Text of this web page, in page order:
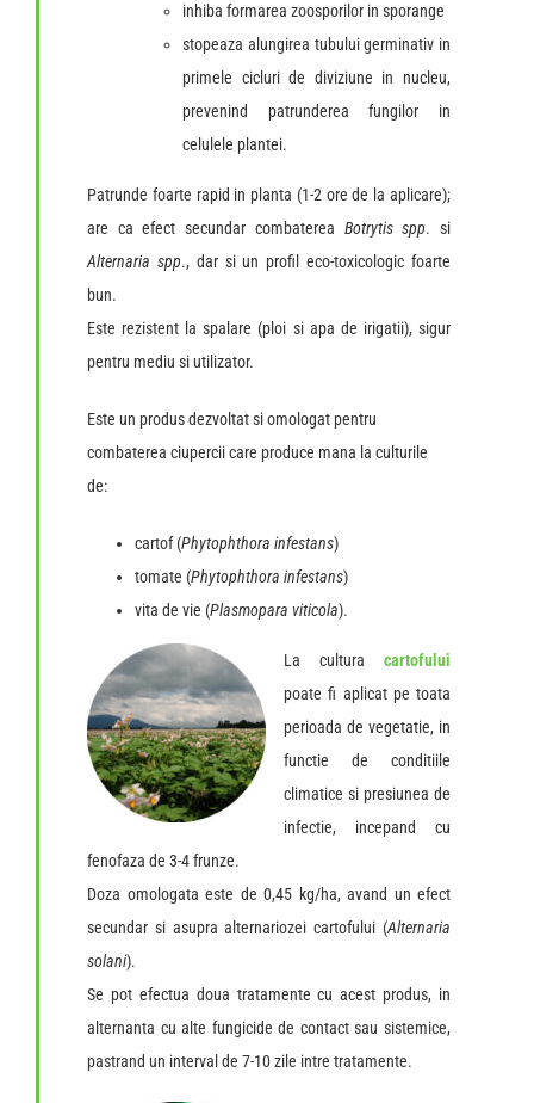
inhiba formarea zoosporilor in sporange
stopeaza alungirea tubului germinativ in
primele cicluri de diviziune in nucleu,
prevenind patrunderea fungilor in
celulele plantei.
Patrunde foarte rapid in planta (1-2 ore de la aplicare);
are ca efect secundar combaterea Botrytis spp. si
Alternaria spp., dar si un profil eco-toxicologic foarte
bun.
Este rezistent la spalare (ploi si apa de irigatii), sigur
pentru mediu si utilizator.
Este un produs dezvoltat si omologat pentru
combaterea ciupercii care produce mana la culturile
de:
cartof (Phytophthora infestans)
tomate (Phytophthora infestans)
vita de vie (Plasmopara viticola).
La cultura cartofului
poate fi aplicat pe toata
perioada de vegetatie, in
functie de conditiile
climatice si presiunea de
infectie, incepand cu
fenofaza de 3-4 frunze.
Doza omologata este de 0,45 kg/ha, avand un efect
secundar si asupra alternariozei cartofului (Alternaria
solani).
Se pot efectua doua tratamente cu acest produs, in
alternanta cu alte fungicide de contact sau sistemice,
pastrand un interval de 7-10 zile intre tratamente.